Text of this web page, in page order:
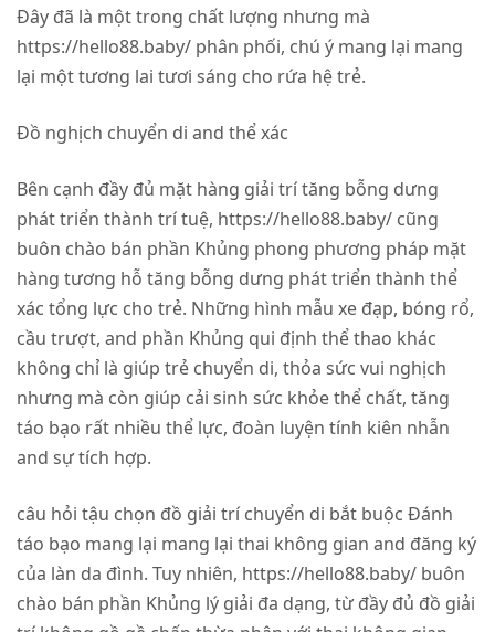
Đây đã là một trong chất lượng nhưng mà
https://hello88.baby/ phân phối, chú ý mang lại mang
lại một tương lai tươi sáng cho rứa hệ trẻ.
Đồ nghịch chuyển di and thể xác
Bên cạnh đầy đủ mặt hàng giải trí tăng bỗng dưng
phát triển thành trí tuệ, https://hello88.baby/ cũng
buôn chào bán phần Khủng phong phương pháp mặt
hàng tương hỗ tăng bỗng dưng phát triển thành thể
xác tổng lực cho trẻ. Những hình mẫu xe đạp, bóng rổ,
cầu trượt, and phần Khủng qui định thể thao khác
không chỉ là giúp trẻ chuyển di, thỏa sức vui nghịch
nhưng mà còn giúp cải sinh sức khỏe thể chất, tăng
táo bạo rất nhiều thể lực, đoàn luyện tính kiên nhẫn
and sự tích hợp.
câu hỏi tậu chọn đồ giải trí chuyển di bắt buộc Đánh
táo bạo mang lại mang lại thai không gian and đăng ký
của làn da đình. Tuy nhiên, https://hello88.baby/ buôn
chào bán phần Khủng lý giải đa dạng, từ đầy đủ đồ giải